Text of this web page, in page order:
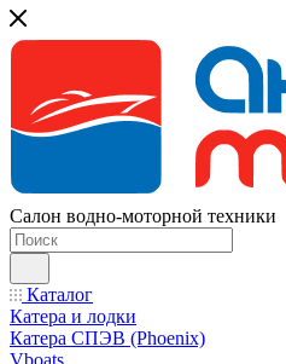
Салон водно-моторной техники
Каталог
Катера и лодки
Катера СПЭВ (Phoenix)
Vboats